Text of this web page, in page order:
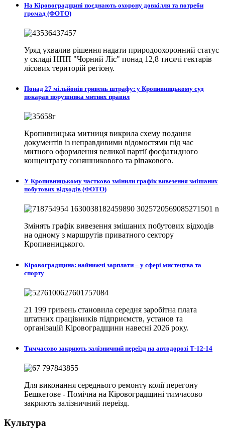
На Кіровоградщині поєднають охорону довкілля та потреби
громад (ФОТО)
Уряд ухвалив рішення надати природоохоронний статус
у складі НПП "Чорний Ліс" понад 12,8 тисячі гектарів
лісових територій регіону.
Понад 27 мільйонів гривень штрафу: у Кропивницькому суд
покарав порушника митних правил
Кропивницька митниця викрила схему подання
документів із неправдивими відомостями під час
митного оформлення великої партії фосфатидного
концентрату соняшникового та ріпакового.
У Кропивницькому частково змінили графік вивезення змішаних
побутових відходів (ФОТО)
Змінять графік вивезення змішаних побутових відходів
на одному з маршрутів приватного сектору
Кропивницького.
Кіровоградщина: найнижчі зарплати – у сфері мистецтва та
спорту
21 199 гривень становила середня заробітна плата
штатних працівників підприємств, установ та
організацій Кіровоградщини навесні 2026 року.
Тимчасово закриють залізничний переїзд на автодорозі Т-12-14
Для виконання середнього ремонту колії перегону
Бешкетове - Помічна на Кіровоградщині тимчасово
закриють залізничний переїзд.
Культура